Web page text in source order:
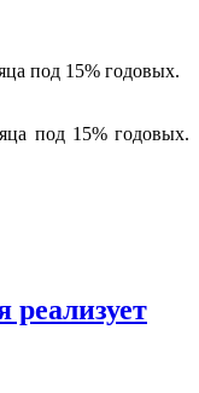
под 15% годовых.
реализует